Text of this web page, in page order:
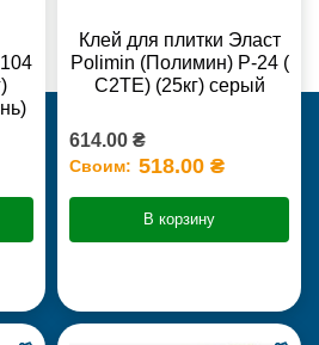
Клей для плитки Эласт
Polimin (Полимин) Р-24 (
С2ТЕ) (25кг) серый
614.00 ₴
Своим: 518.00 ₴
В корзину